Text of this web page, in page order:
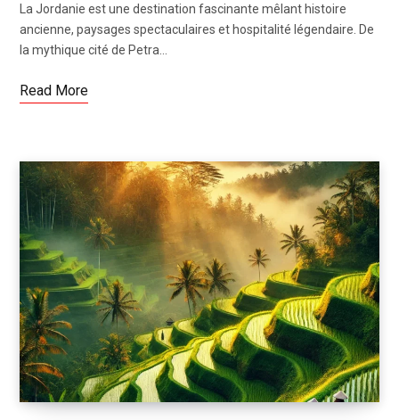
La Jordanie est une destination fascinante mêlant histoire
ancienne, paysages spectaculaires et hospitalité légendaire. De
la mythique cité de Petra…
Read More